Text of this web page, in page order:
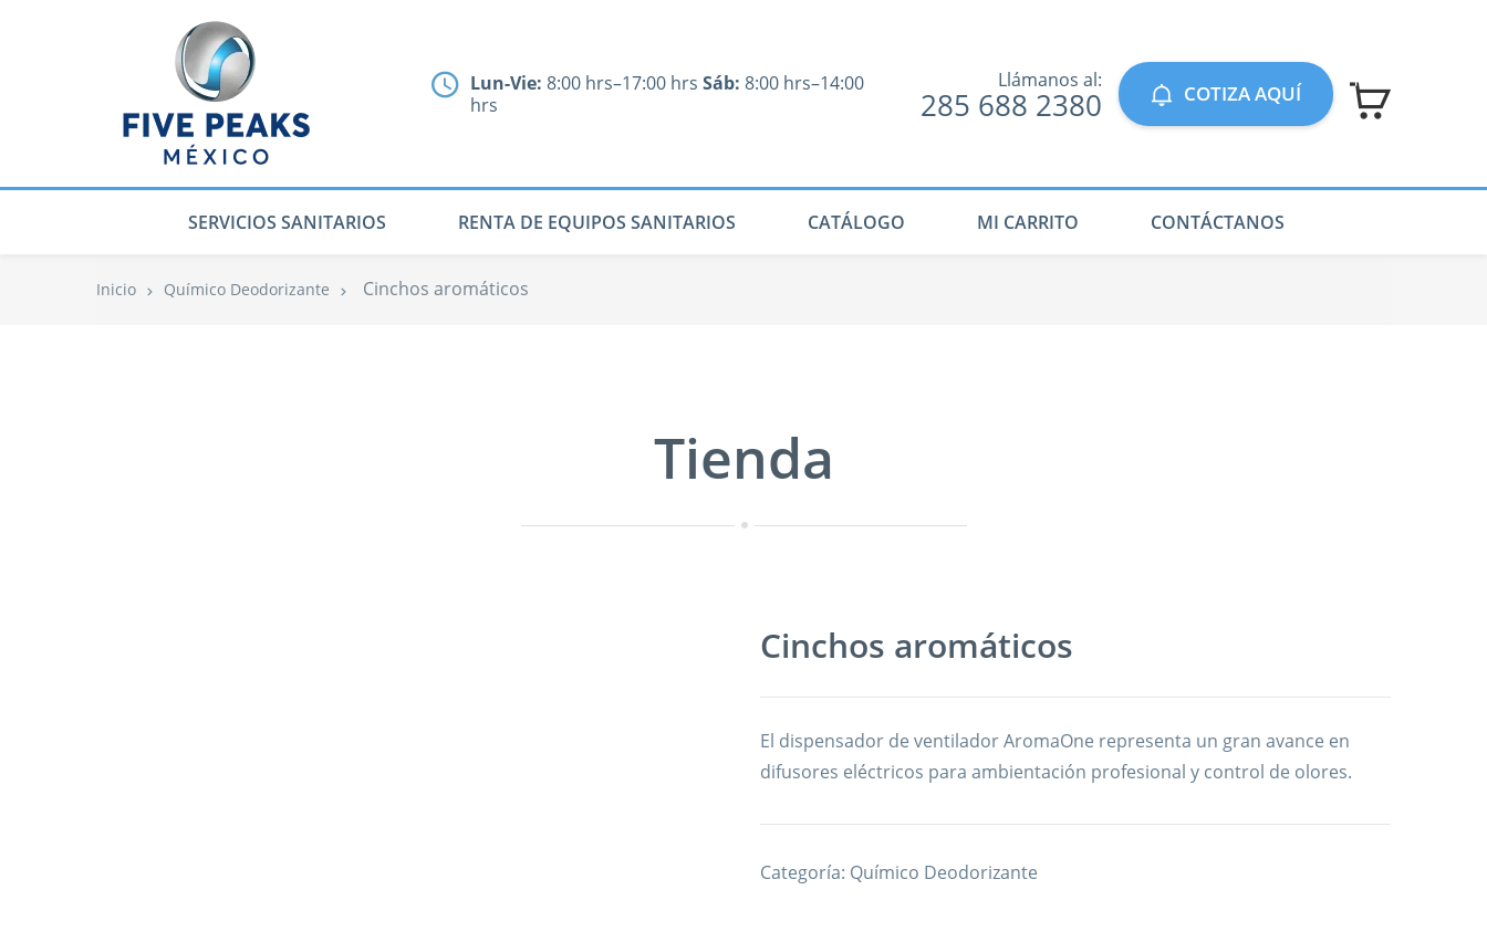
Lun-Vie: 8:00 hrs–17:00 hrs Sáb: 8:00 hrs–14:00
hrs
Llámanos al:
285 688 2380 COTIZA AQUÍ
SERVICIOS SANITARIOS RENTA DE EQUIPOS SANITARIOS CATÁLOGO MI CARRITO CONTÁCTANOS
Inicio Químico Deodorizante Cinchos aromáticos
Tienda
Cinchos aromáticos
El dispensador de ventilador AromaOne representa un gran avance en
difusores eléctricos para ambientación profesional y control de olores.
Categoría: Químico Deodorizante